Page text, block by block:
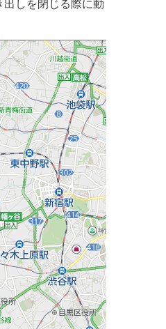
しを閉じる際に動